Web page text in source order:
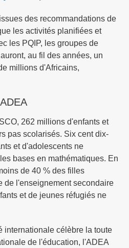
des recommandations de
les activités planifiées et
les PQIP, les groupes de
au fil des années, un
millions d'Africains,
262 millions d'enfants et
pas scolarisés. Six cent dix-
et d'adolescents ne
bases en mathématiques. En
de 40 % des filles
de l'enseignement secondaire
et de jeunes réfugiés ne
internationale célèbre la toute
de l'éducation, l'ADEA